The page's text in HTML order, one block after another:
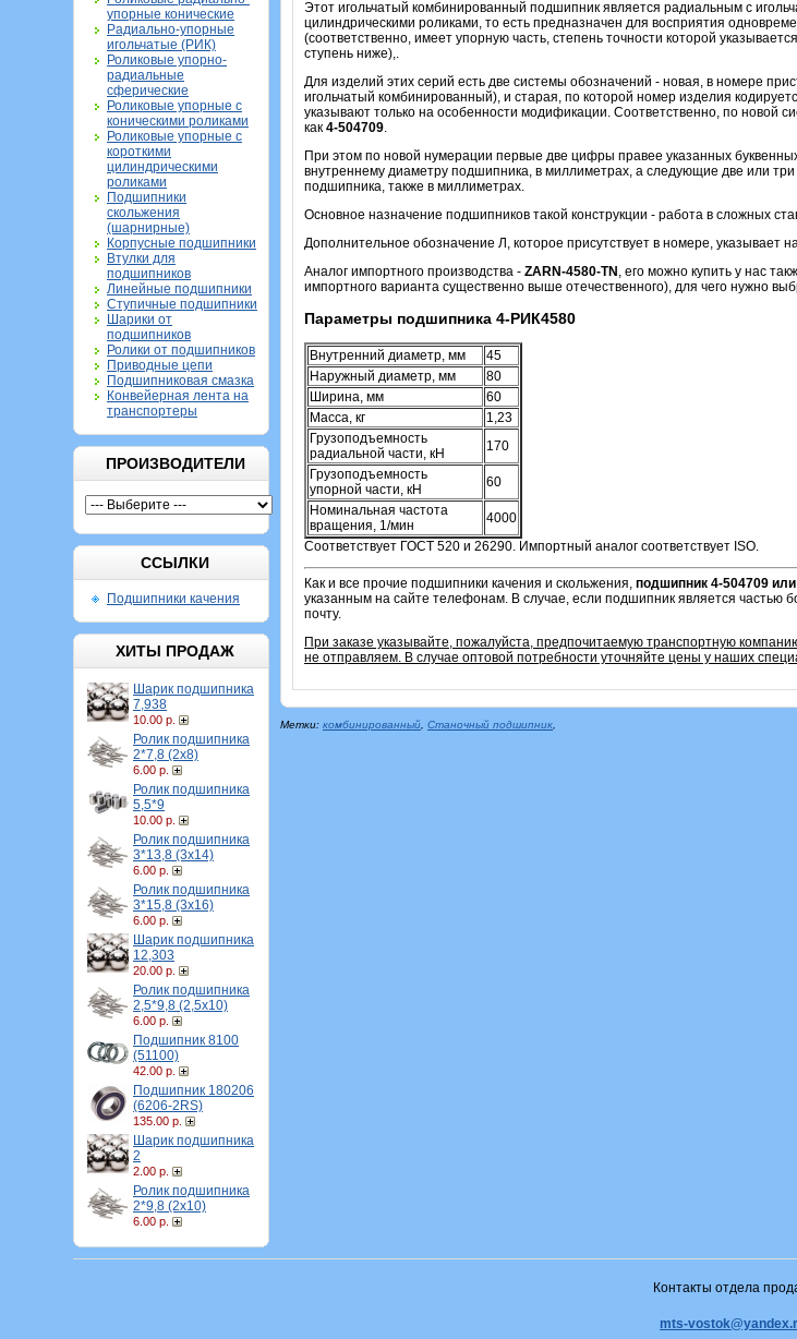
упорные конические
Радиально-упорные
игольчатые (РИК)
Роликовые упорно-
радиальные
сферические
Роликовые упорные с
коническими роликами
Роликовые упорные с
короткими
цилиндрическими
роликами
Подшипники
скольжения
(шарнирные)
Корпусные подшипники
Втулки для
подшипников
Линейные подшипники
Ступичные подшипники
Шарики от
подшипников
Ролики от подшипников
Приводные цепи
Подшипниковая смазка
Конвейерная лента на
транспортеры
ПРОИЗВОДИТЕЛИ
ССЫЛКИ
Подшипники качения
ХИТЫ ПРОДАЖ
Шарик подшипника
7,938
10.00 р.
Ролик подшипника
2*7,8 (2х8)
6.00 р.
Ролик подшипника
5,5*9
10.00 р.
Ролик подшипника
3*13,8 (3х14)
6.00 р.
Ролик подшипника
3*15,8 (3х16)
6.00 р.
Шарик подшипника
12,303
20.00 р.
Ролик подшипника
2,5*9,8 (2,5х10)
6.00 р.
Подшипник 8100
(51100)
42.00 р.
Подшипник 180206
(6206-2RS)
135.00 р.
Шарик подшипника
2
2.00 р.
Ролик подшипника
2*9,8 (2х10)
6.00 р.
Этот игольчатый комбинированный подшипник является радиальным с
цилиндрическими роликами, то есть предназначен для восприятия
(соответственно, имеет упорную часть, степень точности которой
ступень ниже),.
Для изделий этих серий есть две системы обозначений - новая, в номере
игольчатый комбинированный), и старая, по которой номер изделия
указывают только на особенности модификации. Соответственно, по новой
как 4-504709.
При этом по новой нумерации первые две цифры правее указанных
внутреннему диаметру подшипника, в миллиметрах, а следующие две или
подшипника, также в миллиметрах.
Основное назначение подшипников такой конструкции - работа в сложных
Дополнительное обозначение Л, которое присутствует в номере, указывает
Аналог импортного производства - ZARN-4580-TN , его можно купить у нас
импортного варианта существенно выше отечественного), для чего нужно
Параметры подшипника 4-РИК4580
Внутренний диаметр, мм
45
Наружный диаметр, мм
80
Ширина, мм
60
Масса, кг
1,23
Грузоподъемность
радиальной части, кН
170
Грузоподъемность
упорной части, кН
60
Номинальная частота
вращения, 1/мин
4000
Соответствует ГОСТ 520 и 26290. Импортный аналог соответствует ISO.
Как и все прочие подшипники качения и скольжения, подшипник 4-504709
указанным на сайте телефонам. В случае, если подшипник является частью
почту.
При заказе указывайте, пожалуйста, предпочитаемую транспортную
не отправляем. В случае оптовой потребности уточняйте цены у наших
Метки: комбинированный Станочный подшипник
Контакты отдела
mts-